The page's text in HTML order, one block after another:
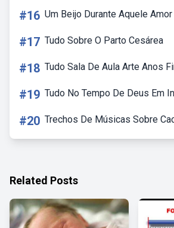
#16 Um Beijo Durante Aquele Amor
#17 Tudo Sobre O Parto Cesárea
#18 Tudo Sala De Aula Arte Anos
#19 Tudo No Tempo De Deus Em
#20 Trechos De Músicas Sobre
Related Posts